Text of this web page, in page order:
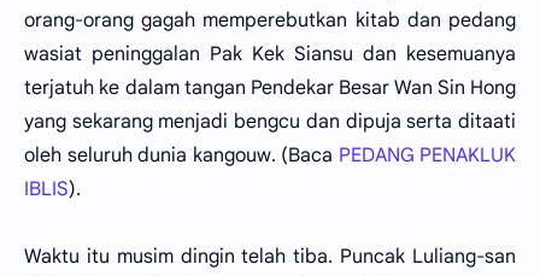
orang-orang gagah memperebutkan kitab dan pedang
wasiat peninggalan Pak Kek Siansu dan kesemuanya
terjatuh ke dalam tangan Pendekar Besar Wan Sin Hong
yang sekarang menjadi bengcu dan dipuja serta ditaati
oleh seluruh dunia kangouw. (Baca PEDANG PENAKLUK
IBLIS).
Waktu itu musim dingin telah tiba. Puncak Luliang-san